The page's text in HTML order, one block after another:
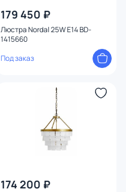
179 450 ₽
Люстра Nordal 25W E14 BD-
1415660
Под заказ
174 200 ₽